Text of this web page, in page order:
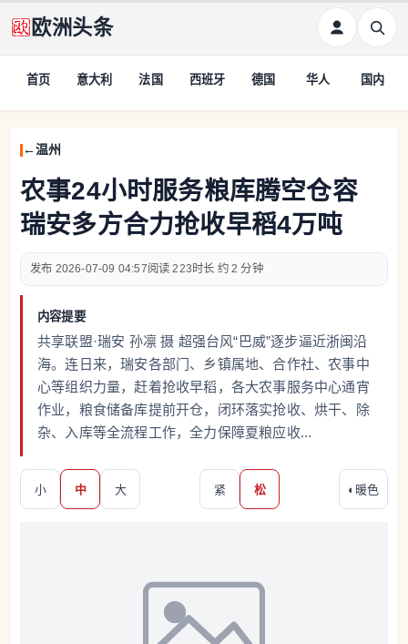
欧洲头条
首页 意大利 法国 西班牙 德国 华人 国内
温州
农事24小时服务粮库腾空仓容
瑞安多方合力抢收早稻4万吨
2026-07-09 04:57 223 约 2 分钟
内容提要
共享联盟·瑞安 孙凛 摄 超强台风“巴威”逐步逼近浙闽沿
海。连日来，瑞安各部门、乡镇属地、合作社、农事中
心等组织力量，赶着抢收早稻，各大农事服务中心通宵
作业，粮食储备库提前开仓，闭环落实抢收、烘干、除
杂、入库等全流程工作，全力保障夏粮应收...
小 中 大 紧 松 ◐ 暖色